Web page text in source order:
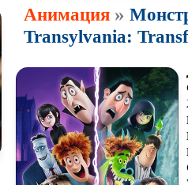
Врачи
Коллекция
Новогодние
ПереводКубик в Кубе
Постапокалипсис
Про богов
Анимация »
Transylvania: